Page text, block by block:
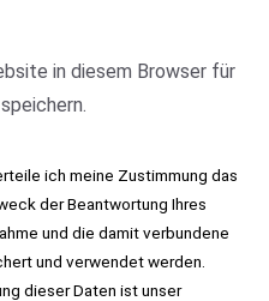
in diesem Browser für
ich meine Zustimmung das
der Beantwortung Ihres
und die damit verbundene
und verwendet werden.
dieser Daten ist unser